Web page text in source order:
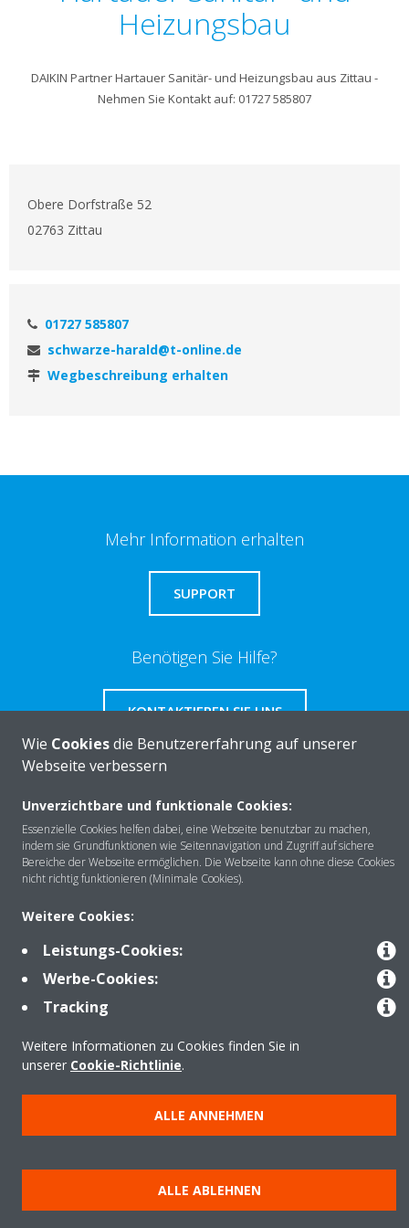
Heizungsbau
DAIKIN Partner Hartauer Sanitär- und Heizungsbau aus Zittau -
Nehmen Sie Kontakt auf: 01727 585807
Obere Dorfstraße 52
02763 Zittau
01727 585807
schwarze-harald@t-online.de
Wegbeschreibung erhalten
Mehr Information erhalten
SUPPORT
Benötigen Sie Hilfe?
KONTAKTIEREN SIE UNS
Über DAIKIN
Anwendungsbereiche
Kontakt
Copyright © Daikin
Wie Cookiesdie Benutzererfahrung auf unserer
Webseite verbessern
Unverzichtbare und funktionale Cookies:
Essenzielle Cookies helfen dabei, eine Webseite benutzbar zu machen,
indem sie Grundfunktionen wie Seitennavigation und Zugriff auf sichere
Bereiche der Webseite ermöglichen. Die Webseite kann ohne diese Cookies
nicht richtig funktionieren (Minimale Cookies).
Weitere Cookies:
Leistungs-Cookies:
Werbe-Cookies:
Tracking
Weitere Informationen zu Cookies finden Sie in
unserer Cookie-Richtlinie.
ALLE ANNEHMEN
ALLE ABLEHNEN